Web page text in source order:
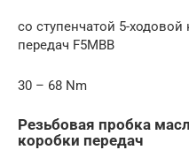
со ступенчатой 5-
передач F5MBB
30 – 68 Nm
Резьбовая пробка
коробки передач